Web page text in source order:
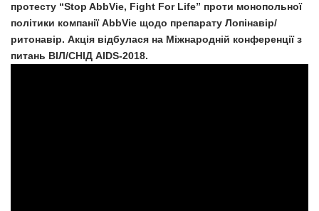
протесту “Stop AbbVie, Fight For Life” проти монопольної
політики компанії AbbVie щодо препарату Лопінавір/
ритонавір. Акція відбулася на Міжнародній конференції з
питань ВІЛ/СНІД AIDS-2018.